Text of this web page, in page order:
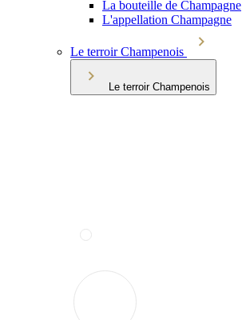
La bouteille de Champagne
L'appellation Champagne
Le terroir Champenois
Le terroir Champenois